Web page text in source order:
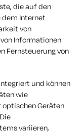
die auf den
dem Internet
von
Informationen
Fernsteuerung von
und können
wie
optischen Geräten
variieren,